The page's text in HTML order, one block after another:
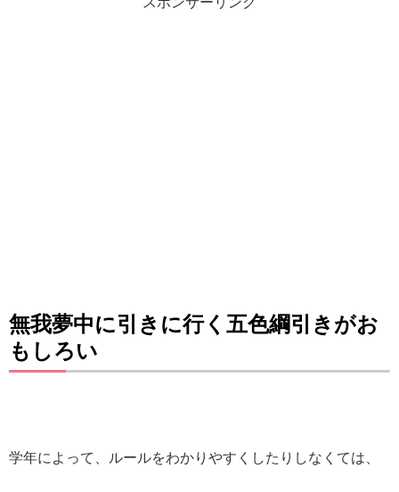
無我夢中に引きに行く五色綱引きがお
もしろい
学年によって、ルールをわかりやすくしたりしなくては、